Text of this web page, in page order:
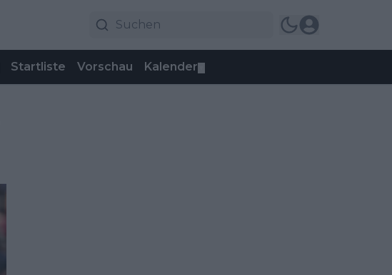
Startliste Vorschau Kalender